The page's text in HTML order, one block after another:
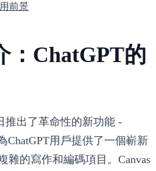
前景
：ChatGPT的
推出了革命性的新功能 -
ChatGPT用戶提供了一個嶄新
雜的寫作和編碼項目。Canvas